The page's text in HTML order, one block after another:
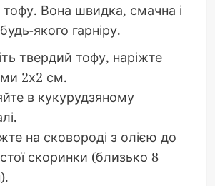
Вона швидка, смачна і
якого гарніру.
твердий тофу, наріжте
2х2 см.
в кукурудзяному
на сковороді з олією до
скоринки (близько 8